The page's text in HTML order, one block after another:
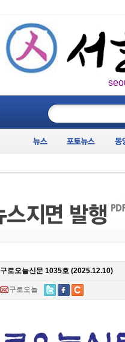
구로오늘신문 1035호 (2025.12.10)
구로오늘